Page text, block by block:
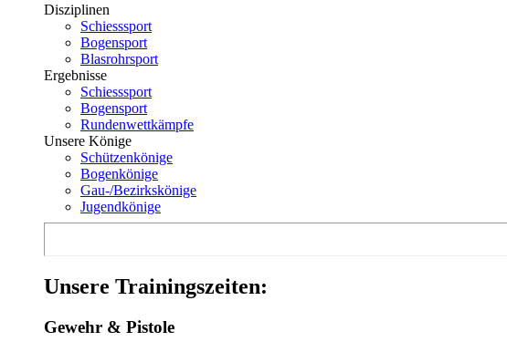
Disziplinen
Schiesssport
Bogensport
Blasrohrsport
Ergebnisse
Schiesssport
Bogensport
Rundenwettkämpfe
Unsere Könige
Schützenkönige
Bogenkönige
Gau-/Bezirkskönige
Jugendkönige
Unsere Trainingszeiten:
Gewehr & Pistole